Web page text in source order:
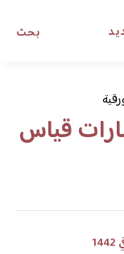
بحث
قياس